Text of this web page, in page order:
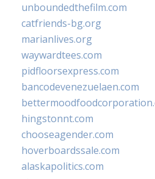
unboundedthefilm.com
catfriends-bg.org
marianlives.org
waywardtees.com
pidfloorsexpress.com
bancodevenezuelaen.com
hingstonnt.com
chooseagender.com
hoverboardssale.com
alaskapolitics.com